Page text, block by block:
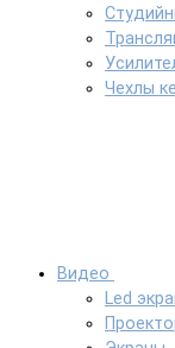
Чехлы
Видео
Led